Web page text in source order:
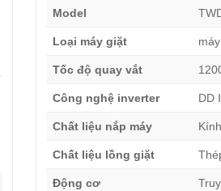
Model
Loại máy giặt
Tốc độ quay vắt
Công nghệ inverter DD
Chất liệu nắp máy
Chất liệu lồng giặt
Động cơ